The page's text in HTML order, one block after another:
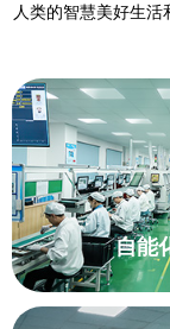
人类的智慧美好生活
自能